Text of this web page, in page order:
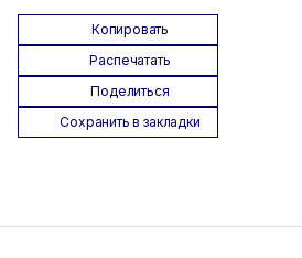
Копировать
Распечатать
Поделиться
Сохранить в закладки